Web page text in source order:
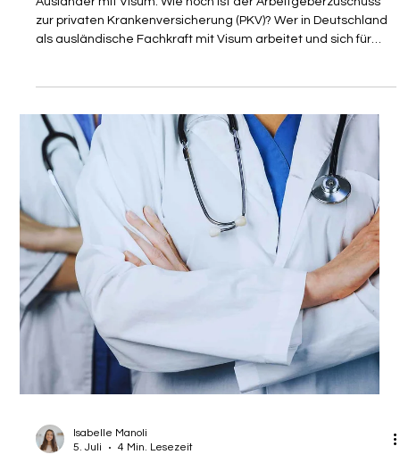
Krankenversicherung in Deutschland
als ausländische Fachkraft mit Visum arbeitet und sich für
über einen wichtigen finanziellen Vorteil freuen: den
Arbeitgeberzuschuss zur privaten Krankenversicherung.
Dieser Zuschuss ist gesetzlich geregelt und funktioniert im
Kern nach dem gleichen Prinzip wie bei gesetzlich
Versicherten – allerdings mi